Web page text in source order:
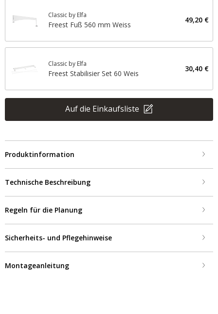
Classic by Elfa
Freest Fuß 560 mm Weiss
49,20 €
Classic by Elfa
Freest Stabilisier Set 60 Weis
30,40 €
Auf die Einkaufsliste
Produktinformation
Technische Beschreibung
Regeln für die Planung
Sicherheits- und Pflegehinweise
Montageanleitung